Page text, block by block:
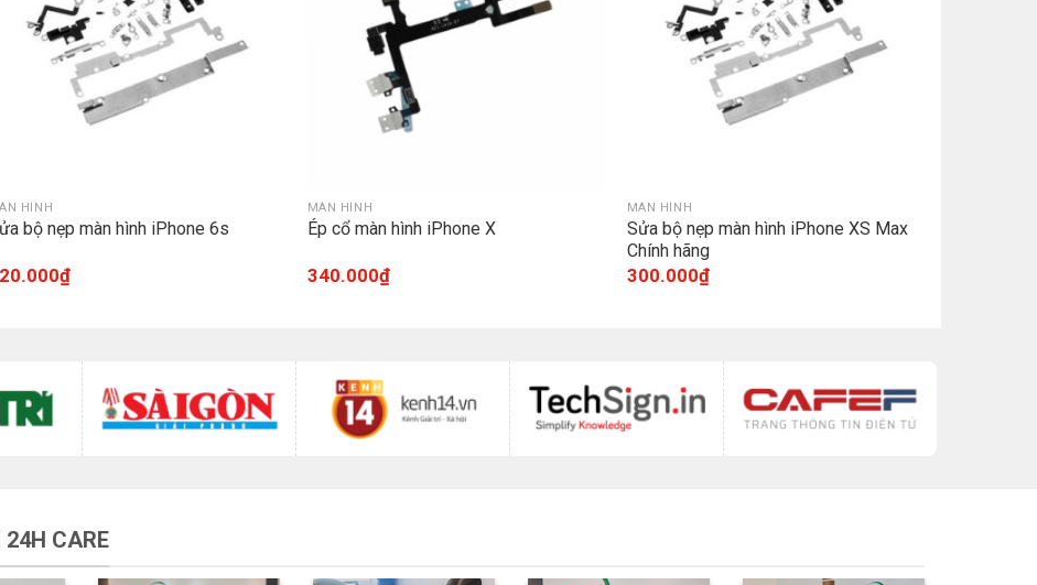
HÌNH
bộ nẹp màn hình iPhone 6s
₫
MÀN HÌNH
Ép cổ màn hình iPhone X
340.000₫
MÀN HÌNH
Sửa bộ nẹp màn hình iPhone XS Max
Chính hãng
300.000₫
CARE